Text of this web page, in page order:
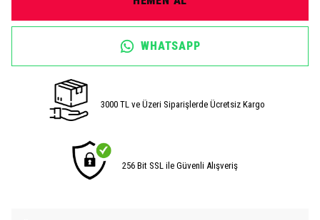
WHATSAPP
3000 TL ve Üzeri Siparişlerde Ücretsiz Kargo
256 Bit SSL ile Güvenli Alışveriş